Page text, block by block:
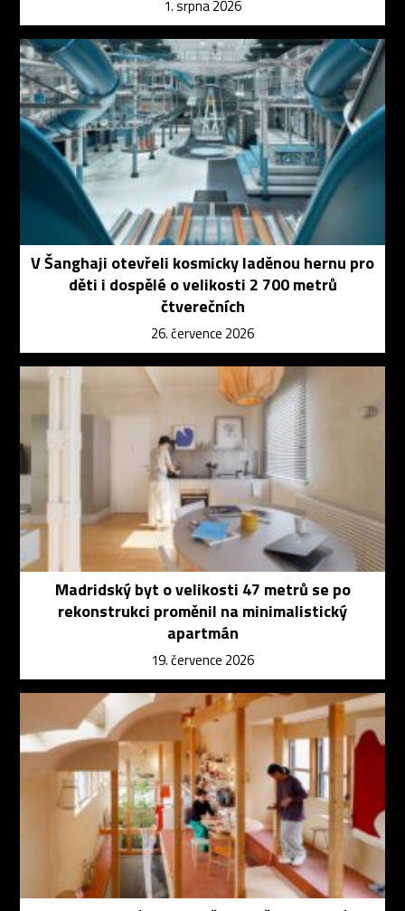
1. srpna 2026
V Šanghaji otevřeli kosmicky laděnou hernu pro
děti i dospělé o velikosti 2 700 metrů
čtverečních
26. července 2026
Madridský byt o velikosti 47 metrů se po
rekonstrukci proměnil na minimalistický
apartmán
19. července 2026